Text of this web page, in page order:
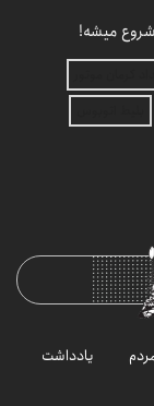
شروع میشه!
یادداشت